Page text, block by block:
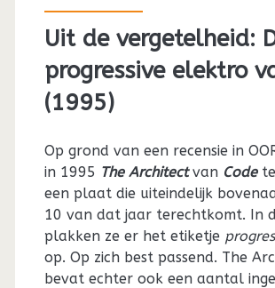
Uit de vergetelheid:
progressive elektro
(1995)
Op grond van een recensie in
in 1995 The Architectvan Code
een plaat die uiteindelijk
10 van dat jaar terechtkomt. In
plakken ze er het etiketje
op. Op zich best passend. The
bevat echter ook een aantal